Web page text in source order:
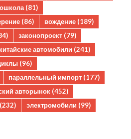
(81)
(86) вождение (189)
законопроект (79)
китайские автомобили (241)
(96)
параллельный импорт (177)
авторынок (452)
(232) электромобили (99)